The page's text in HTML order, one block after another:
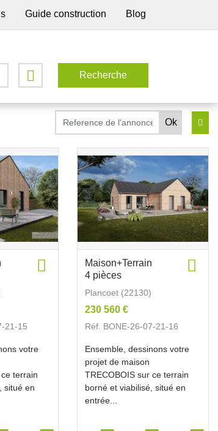
Guide construction Blog
21-15
votre
terrain
situé en
Maison+Terrain
4 pièces
Plancoet (22130)
230 560 €
Réf. BONE-26-07-21-16
Ensemble, dessinons votre
projet de maison
TRECOBOIS sur ce terrain
borné et viabilisé, situé en
entrée...